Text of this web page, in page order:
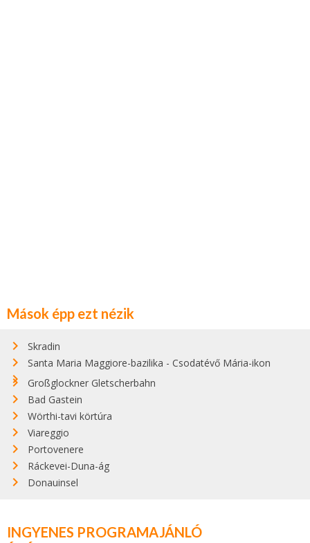
Mások épp ezt nézik
Skradin
Santa Maria Maggiore-bazilika - Csodatévő Mária-ikon
Großglockner Gletscherbahn
Bad Gastein
Wörthi-tavi körtúra
Viareggio
Portovenere
Ráckevei-Duna-ág
Donauinsel
INGYENES PROGRAMAJÁNLÓ